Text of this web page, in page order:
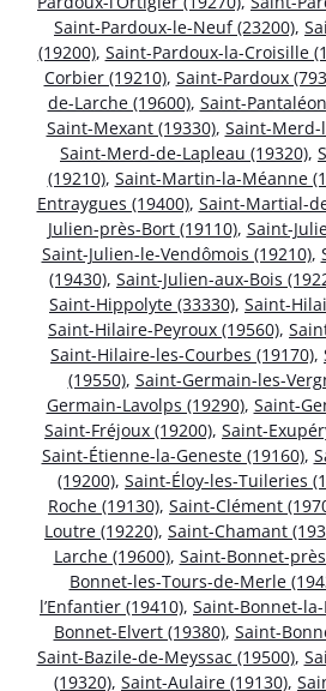
Saint-Pardoux-le-Neuf (23200),
(19200), Saint-Pardoux-la-Croisille
Corbier (19210), Saint-Pardoux
de-Larche (19600), Saint-
Saint-Mexant (19330), Saint-Merd-
Saint-Merd-de-Lapleau (19320),
(19210), Saint-Martin-la-Méanne
Entraygues (19400), Saint-Martial-
Julien-près-Bort (19110), Saint-
Saint-Julien-le-Vendômois (19210),
(19430), Saint-Julien-aux-Bois
Saint-Hippolyte (33330), Saint-
Saint-Hilaire-Peyroux (19560),
Saint-Hilaire-les-Courbes (19170),
(19550), Saint-Germain-les-
Germain-Lavolps (19290), Saint-
Saint-Fréjoux (19200), Saint-
Saint-Étienne-la-Geneste (19160),
(19200), Saint-Éloy-les-Tuileries
Roche (19130), Saint-Clément
Loutre (19220), Saint-Chamant
Larche (19600), Saint-Bonnet-
Bonnet-les-Tours-de-Merle
l’Enfantier (19410), Saint-Bonnet-
Bonnet-Elvert (19380), Saint-
Saint-Bazile-de-Meyssac (19500),
(19320), Saint-Aulaire (19130),